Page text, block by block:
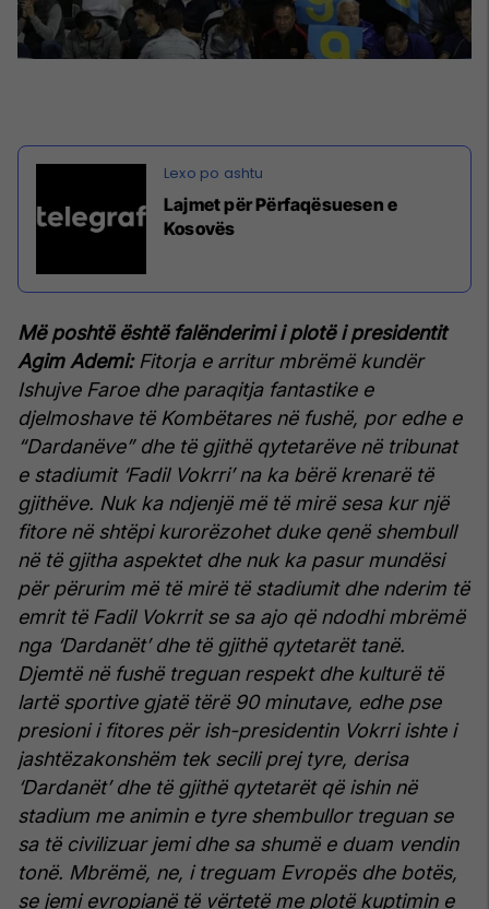
Lajmet për Përfaqësuesen e
Kosovës
Më poshtë është falënderimi i plotë i presidentit
Agim Ademi: Fitorja e arritur mbrëmë kundër
Ishujve Faroe dhe paraqitja fantastike e
djelmoshave të Kombëtares në fushë, por edhe e
“Dardanëve” dhe të gjithë qytetarëve në tribunat
e stadiumit ‘Fadil Vokrri’ na ka bërë krenarë të
gjithëve. Nuk ka ndjenjë më të mirë sesa kur një
fitore në shtëpi kurorëzohet duke qenë shembull
në të gjitha aspektet dhe nuk ka pasur mundësi
për përurim më të mirë të stadiumit dhe nderim të
emrit të Fadil Vokrrit se sa ajo që ndodhi mbrëmë
nga ‘Dardanët’ dhe të gjithë qytetarët tanë.
Djemtë në fushë treguan respekt dhe kulturë të
lartë sportive gjatë tërë 90 minutave, edhe pse
presioni i fitores për ish-presidentin Vokrri ishte i
jashtëzakonshëm tek secili prej tyre, derisa
‘Dardanët’ dhe të gjithë qytetarët që ishin në
stadium me animin e tyre shembullor treguan se
sa të civilizuar jemi dhe sa shumë e duam vendin
tonë. Mbrëmë, ne, i treguam Evropës dhe botës,
se jemi evropianë të vërtetë me plotë kuptimin e